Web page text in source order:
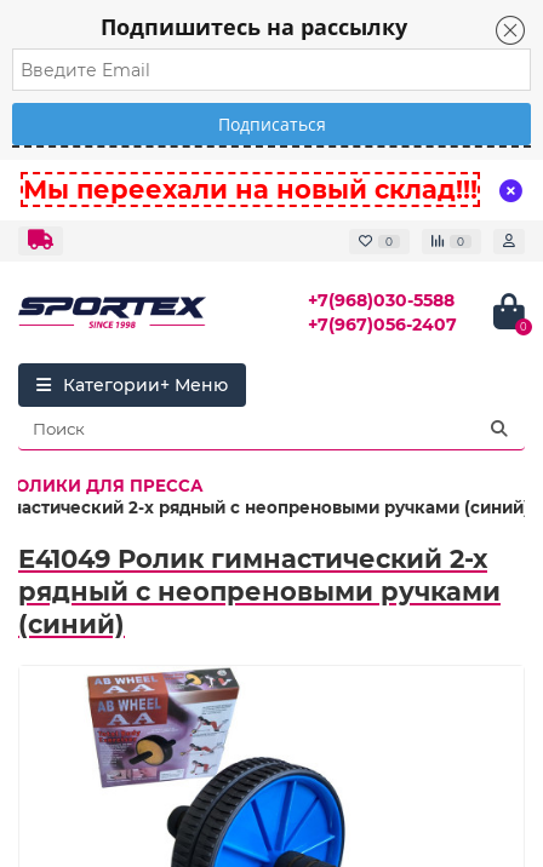
Подпишитесь на рассылку
Мы переехали на новый склад!!!
0 0
+7(968)030-5588
+7(967)056-2407
0
Категории
РОЛИКИ ДЛЯ ПРЕССА
2-х рядный с неопреновыми ручками (синий)
E41049 Ролик гимнастический 2-х
рядный с неопреновыми ручками
(синий)